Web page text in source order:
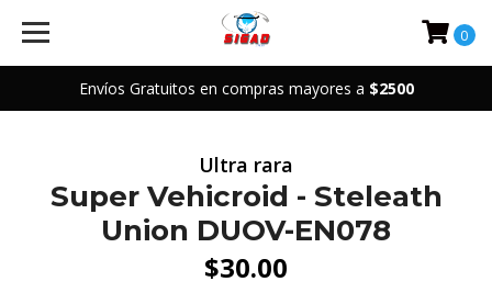
Envíos Gratuitos en compras mayores a $2500
0
Ultra rara
Super Vehicroid - Steleath
Union DUOV-EN078
$30.00